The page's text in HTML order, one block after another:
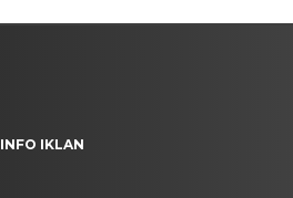
INFO IKLAN